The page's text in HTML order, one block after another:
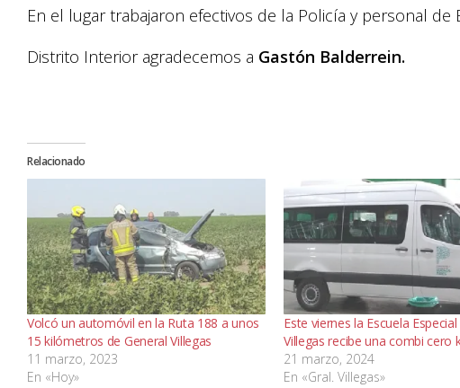
En el lugar trabajaron efectivos de la Policía y personal
Distrito Interior agradecemos a Gastón Balderrein.
Relacionado
Volcó un automóvil en la Ruta 188 a unos
15 kilómetros de General Villegas
11 marzo, 2023
En «Hoy»
Este viernes la Escuela
Villegas recibe una combi cero
21 marzo, 2024
En «Gral. Villegas»